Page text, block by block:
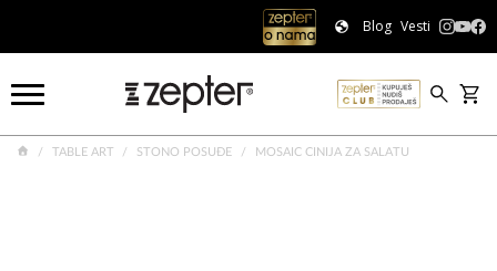
Blog Vesti
TABLE ART STONO POSUĐE MOSAIC CINIJA ZA SALATU